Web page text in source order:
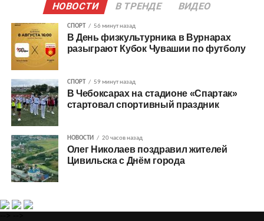
НОВОСТИ В ТРЕНДЕ ВИДЕО
СПОРТ 56 минут назад
В День физкультурника в Вурнарах
разыграют Кубок Чувашии по футболу
СПОРТ 59 минут назад
В Чебоксарах на стадионе «Спартак»
стартовал спортивный праздник
НОВОСТИ 20 часов назад
Олег Николаев поздравил жителей
Цивильска с Днём города